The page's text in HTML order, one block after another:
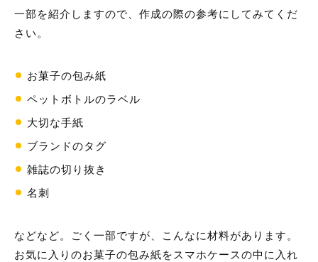
一部を紹介しますので、作成の際の参考にしてみてくだ
さい。
お菓子の包み紙
ペットボトルのラベル
大切な手紙
ブランドのタグ
雑誌の切り抜き
名刺
などなど。ごく一部ですが、こんなに材料があります。
お気に入りのお菓子の包み紙をスマホケースの中に入れ